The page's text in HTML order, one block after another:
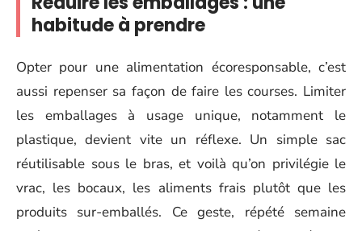
habitude à prendre
Opter pour une alimentation écoresponsable, c’est
aussi repenser sa façon de faire les courses. Limiter
les emballages à usage unique, notamment le
plastique, devient vite un réflexe. Un simple sac
réutilisable sous le bras, et voilà qu’on privilégie le
vrac, les bocaux, les aliments frais plutôt que les
produits sur-emballés. Ce geste, répété semaine